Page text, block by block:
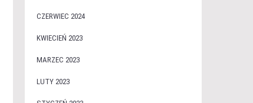
CZERWIEC 2024
KWIECIEŃ 2023
MARZEC 2023
LUTY 2023